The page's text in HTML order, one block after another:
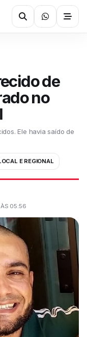
de
no
Ele havia saído de
E REGIONAL
05:56